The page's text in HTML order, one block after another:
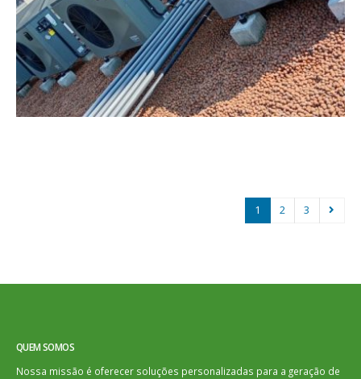
1 2 3
QUEM SOMOS
Nossa missão é oferecer soluções personalizadas para a geração de